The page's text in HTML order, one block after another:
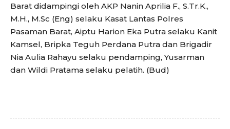
Barat didampingi oleh AKP Nanin Aprilia F., S.Tr.K.,
M.H., M.Sc (Eng) selaku Kasat Lantas Polres
Pasaman Barat, Aiptu Harion Eka Putra selaku Kanit
Kamsel, Bripka Teguh Perdana Putra dan Brigadir
Nia Aulia Rahayu selaku pendamping, Yusarman
dan Wildi Pratama selaku pelatih. (Bud)